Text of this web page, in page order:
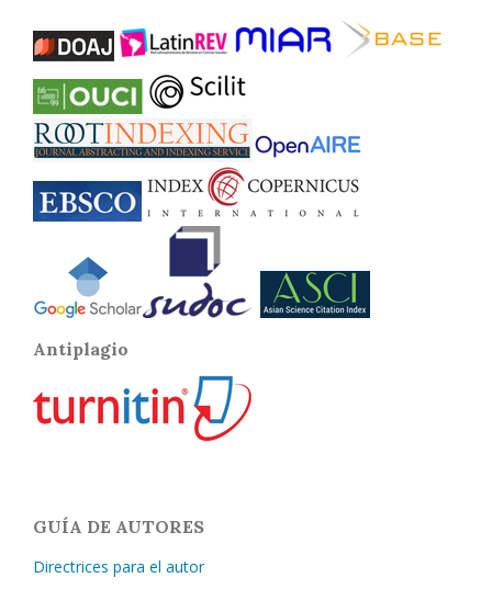
Antiplagio
GUÍA DE AUTORES
Directrices para el autor